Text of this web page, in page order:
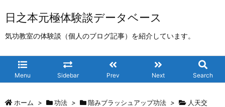
日之本元極体験談データベース
気功教室の体験談（個人のブログ記事）を紹介しています。
Menu Sidebar Prev Next Search
ホーム > 功法 > 階みブラッシュアップ功法 >
人天交